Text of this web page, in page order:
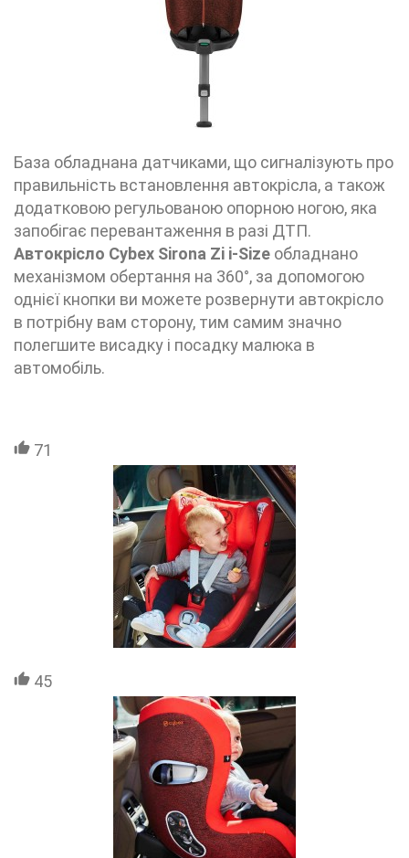
База обладнана датчиками, що сигналізують про
правильність встановлення автокрісла, а також
додатковою регульованою опорною ногою, яка
запобігає перевантаження в разі ДТП.
Автокрісло Cybex Sirona Zi i-Size обладнано
механізмом обертання на 360°, за допомогою
однієї кнопки ви можете розвернути автокрісло
в потрібну вам сторону, тим самим значно
полегшите висадку і посадку малюка в
автомобіль.
71
45